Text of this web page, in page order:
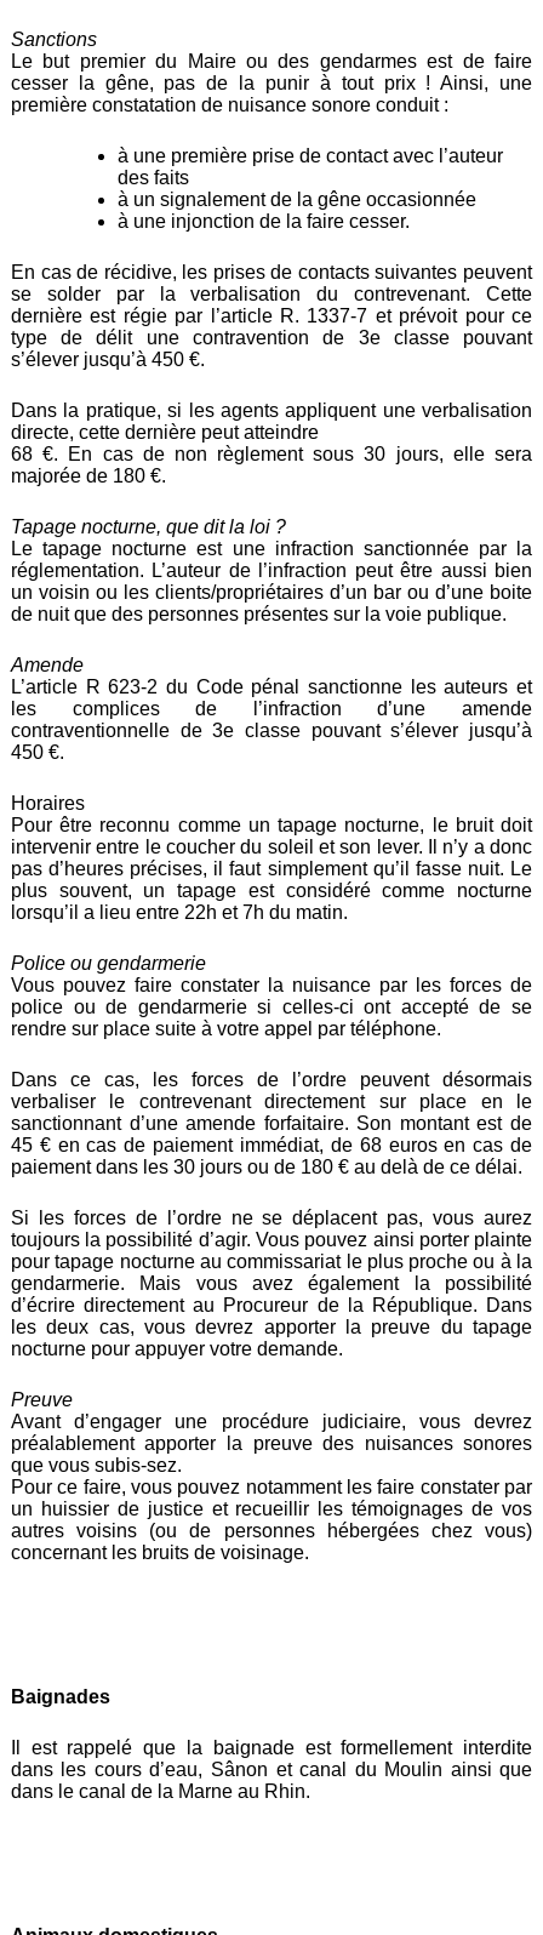
Sanctions
Le but premier du Maire ou des gendarmes est de faire
cesser la gêne, pas de la punir à tout prix ! Ainsi, une
première constatation de nuisance sonore conduit :
à une première prise de contact avec l’auteur
des faits
à un signalement de la gêne occasionnée
à une injonction de la faire cesser.
En cas de récidive, les prises de contacts suivantes peuvent
se solder par la verbalisation du contrevenant. Cette
dernière est régie par l’article R. 1337-7 et prévoit pour ce
type de délit une contravention de 3e classe pouvant
s’élever jusqu’à 450 €.
Dans la pratique, si les agents appliquent une verbalisation
directe, cette dernière peut atteindre
68 €. En cas de non règlement sous 30 jours, elle sera
majorée de 180 €.
Tapage nocturne, que dit la loi ?
Le tapage nocturne est une infraction sanctionnée par la
réglementation. L’auteur de l’infraction peut être aussi bien
un voisin ou les clients/propriétaires d’un bar ou d’une boite
de nuit que des personnes présentes sur la voie publique.
Amende
L’article R 623-2 du Code pénal sanctionne les auteurs et
les complices de l’infraction d’une amende
contraventionnelle de 3e classe pouvant s’élever jusqu’à
450 €.
Horaires
Pour être reconnu comme un tapage nocturne, le bruit doit
intervenir entre le coucher du soleil et son lever. Il n’y a donc
pas d’heures précises, il faut simplement qu’il fasse nuit. Le
plus souvent, un tapage est considéré comme nocturne
lorsqu’il a lieu entre 22h et 7h du matin.
Police ou gendarmerie
Vous pouvez faire constater la nuisance par les forces de
police ou de gendarmerie si celles-ci ont accepté de se
rendre sur place suite à votre appel par téléphone.
Dans ce cas, les forces de l’ordre peuvent désormais
verbaliser le contrevenant directement sur place en le
sanctionnant d’une amende forfaitaire. Son montant est de
45 € en cas de paiement immédiat, de 68 euros en cas de
paiement dans les 30 jours ou de 180 € au delà de ce délai.
Si les forces de l’ordre ne se déplacent pas, vous aurez
toujours la possibilité d’agir. Vous pouvez ainsi porter plainte
pour tapage nocturne au commissariat le plus proche ou à la
gendarmerie. Mais vous avez également la possibilité
d’écrire directement au Procureur de la République. Dans
les deux cas, vous devrez apporter la preuve du tapage
nocturne pour appuyer votre demande.
Preuve
Avant d’engager une procédure judiciaire, vous devrez
préalablement apporter la preuve des nuisances sonores
que vous subis-sez.
Pour ce faire, vous pouvez notamment les faire constater par
un huissier de justice et recueillir les témoignages de vos
autres voisins (ou de personnes hébergées chez vous)
concernant les bruits de voisinage.
Baignades
Il est rappelé que la baignade est formellement interdite
dans les cours d’eau, Sânon et canal du Moulin ainsi que
dans le canal de la Marne au Rhin.